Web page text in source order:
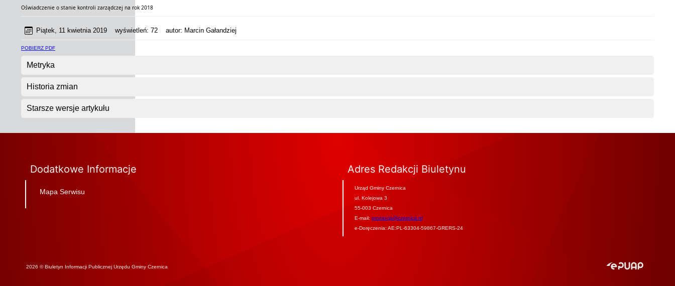
Oświadczenie o stanie kontroli zarządczej na rok 2018
Piątek, 11 kwietnia 2019 wyświetleń: 72 autor: Marcin Gałandziej
POBIERZ PDF
Metryka
Historia zmian
Starsze wersje artykułu
Dodatkowe Informacje
Mapa Serwisu
Adres Redakcji Biuletynu
Urząd Gminy Czernica
ul. Kolejowa 3
55-003 Czernica
E-mail: promocja@czernica.pl
e-Doręczenia: AE:PL-63304-59867-GRERS-24
2026 © Biuletyn Informacji Publicznej Urzędu Gminy Czernica